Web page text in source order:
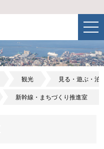
観光 見る・遊ぶ・泊
新幹線・まちづくり推進室